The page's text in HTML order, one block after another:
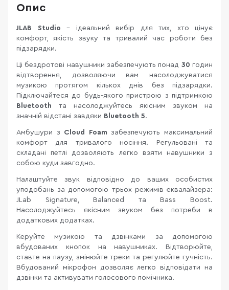
Опис
JLAB Studio – ідеальний вибір для тих, хто цінує
комфорт, якість звуку та тривалий час роботи без
підзарядки.
Ці бездротові навушники забезпечують понад 30 годин
відтворення, дозволяючи вам насолоджуватися
музикою протягом кількох днів без підзарядки.
Підключайтеся до будь-якого пристрою з підтримкою
Bluetooth та насолоджуйтесь якісним звуком на
значній відстані завдяки Bluetooth 5.
Амбушури з Cloud Foam забезпечують максимальний
комфорт для тривалого носіння. Регульовані та
складані петлі дозволяють легко взяти навушники з
собою куди завгодно.
Налаштуйте звук відповідно до ваших особистих
уподобань за допомогою трьох режимів еквалайзера:
JLab Signature, Balanced та Bass Boost.
Насолоджуйтесь якісним звуком без потреби в
додаткових додатках.
Керуйте музикою та дзвінками за допомогою
вбудованих кнопок на навушниках. Відтворюйте,
ставте на паузу, змінюйте треки та регулюйте гучність.
Вбудований мікрофон дозволяє легко відповідати на
дзвінки та активувати голосового помічника.